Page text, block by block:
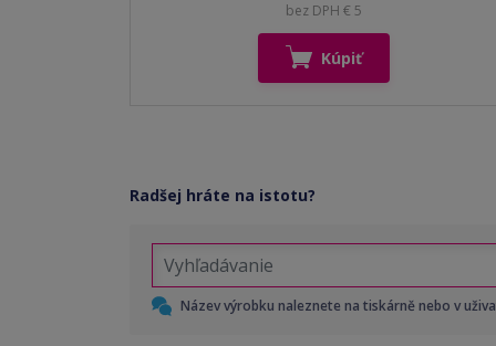
bez DPH € 5
Kúpiť
Radšej hráte na istotu?
Název výrobku naleznete na tiskárně nebo v